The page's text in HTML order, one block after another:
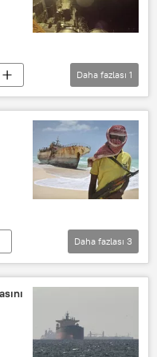
Daha fazlası 1
Daha fazlası 3